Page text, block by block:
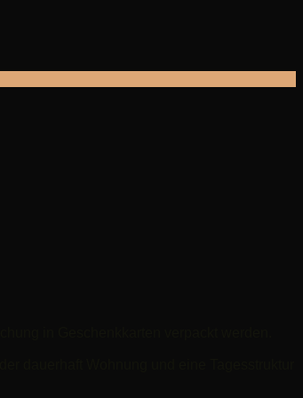
in Geschenkkarten verpackt werden.
dauerhaft Wohnung und eine Tagesstruktur